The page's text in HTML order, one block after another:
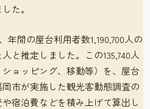
た。
年間の屋台利用者数1,190,700人の
と推定しました。この135,740人
ョッピング、移動等）を、屋台
市が実施した観光客動態調査の
宿泊費などを積み上げて算出し